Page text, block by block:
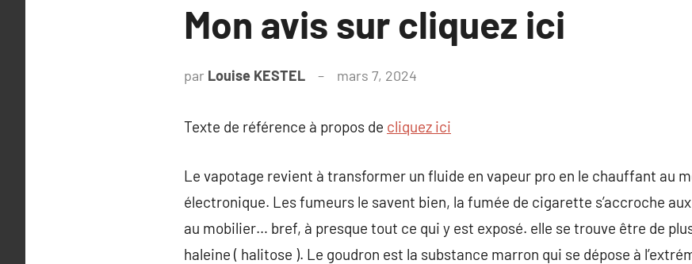
Mon avis sur cliquez ici
par Louise KESTEL mars 7, 2024
Texte de référence à propos de cliquez ici
Le vapotage revient à transformer un fluide en vapeur pro en le chauffant au
électronique. Les fumeurs le savent bien, la fumée de cigarette s’accroche
au mobilier… bref, à presque tout ce qui y est exposé. elle se trouve être de
haleine ( halitose ). Le goudron est la substance marron qui se dépose à